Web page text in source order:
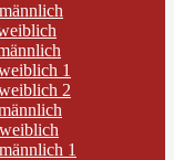
1
2
1